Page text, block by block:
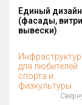
Единый
(фасады,
вывески)
для любителей
спорта и
физкультуры